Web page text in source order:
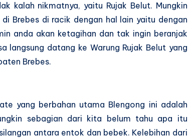
kalah nikmatnya, yaitu Rujak Belut. Mungkin
Brebes di racik dengan hal lain yaitu dengan
anda akan ketagihan dan tak ingin beranjak
langsung datang ke Warung Rujak Belut yang
Brebes.
yang berbahan utama Blengong ini adalah
sebagian dari kita belum tahu apa itu
antara entok dan bebek. Kelebihan dari